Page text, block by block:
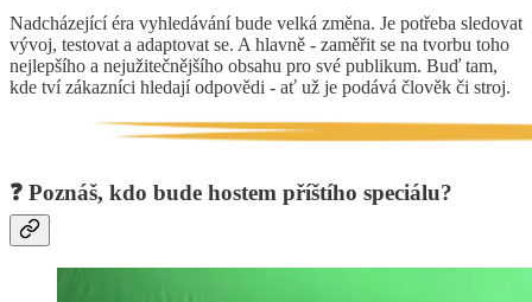
Nadcházející éra vyhledávání bude velká změna. Je potřeba sledovat
vývoj, testovat a adaptovat se. A hlavně - zaměřit se na tvorbu toho
nejlepšího a nejužitečnějšího obsahu pro své publikum. Buď tam,
kde tví zákazníci hledají odpovědi - ať už je podává člověk či stroj.
❓ Poznáš, kdo bude hostem příštího speciálu?